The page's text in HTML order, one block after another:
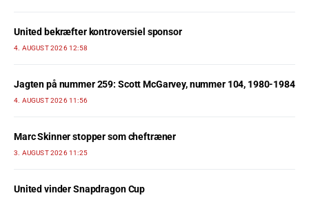
United bekræfter kontroversiel sponsor
4. AUGUST 2026 12:58
Jagten på nummer 259: Scott McGarvey, nummer 104, 1980-1984
4. AUGUST 2026 11:56
Marc Skinner stopper som cheftræner
3. AUGUST 2026 11:25
United vinder Snapdragon Cup